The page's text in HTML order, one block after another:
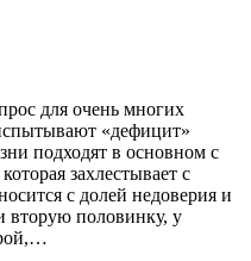
для очень многих
«дефицит»
подходят в основном с
захлестывает с
с долей недоверия и
вторую половинку, у